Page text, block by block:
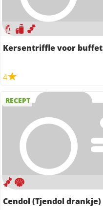
Kersentriffle voor buffet
4
RECEPT
Cendol (Tjendol drankje)